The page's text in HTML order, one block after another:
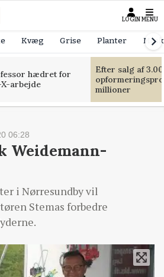
LOGIN MENU
Kvæg Grise Planter
hædret for
arbejde
Efter salg af
millioner
06:28
Weidemann-
i Nørresundby vil
Stemas forbedre